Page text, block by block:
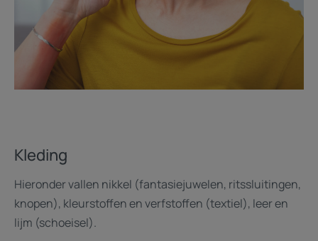
Kleding
Hieronder vallen nikkel (fantasiejuwelen, ritssluitingen,
knopen), kleurstoffen en verfstoffen (textiel), leer en
lijm (schoeisel).